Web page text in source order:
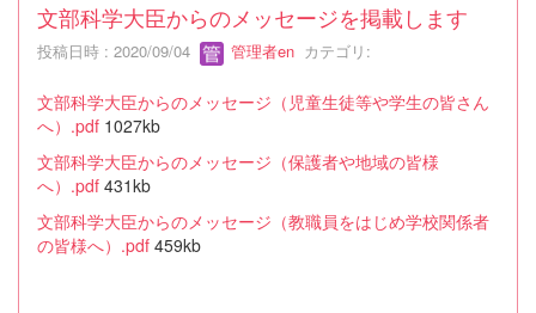
文部科学大臣からのメッセージを掲載します
投稿日時 : 2020/09/04 管理者en カテゴリ:
文部科学大臣からのメッセージ（児童生徒等や学生の皆さん
へ）.pdf 1027kb
文部科学大臣からのメッセージ（保護者や地域の皆様
へ）.pdf 431kb
文部科学大臣からのメッセージ（教職員をはじめ学校関係者
の皆様へ）.pdf 459kb